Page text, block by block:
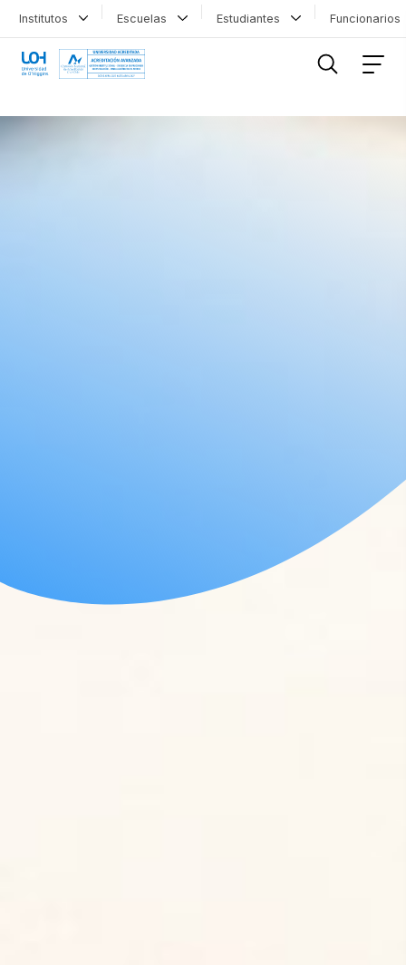
Institutos Escuelas Estudiantes